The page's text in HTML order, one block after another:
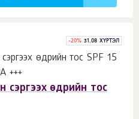
-20% 31.08 ХҮРТЭЛ
сэргээх өдрийн тос